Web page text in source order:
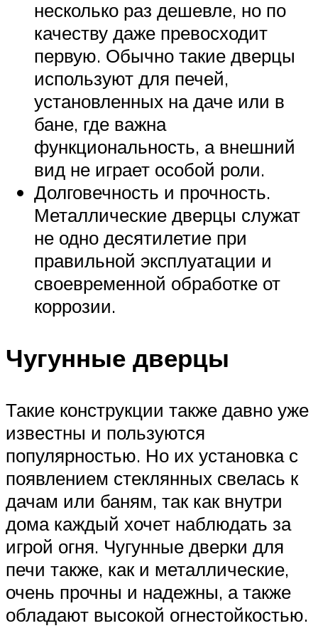
несколько раз дешевле, но по
качеству даже превосходит
первую. Обычно такие дверцы
используют для печей,
установленных на даче или в
бане, где важна
функциональность, а внешний
вид не играет особой роли.
Долговечность и прочность.
Металлические дверцы служат
не одно десятилетие при
правильной эксплуатации и
своевременной обработке от
коррозии.
Чугунные дверцы
Такие конструкции также давно уже
известны и пользуются
популярностью. Но их установка с
появлением стеклянных свелась к
дачам или баням, так как внутри
дома каждый хочет наблюдать за
игрой огня. Чугунные дверки для
печи также, как и металлические,
очень прочны и надежны, а также
обладают высокой огнестойкостью.